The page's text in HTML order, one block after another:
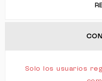
Solo los usuarios